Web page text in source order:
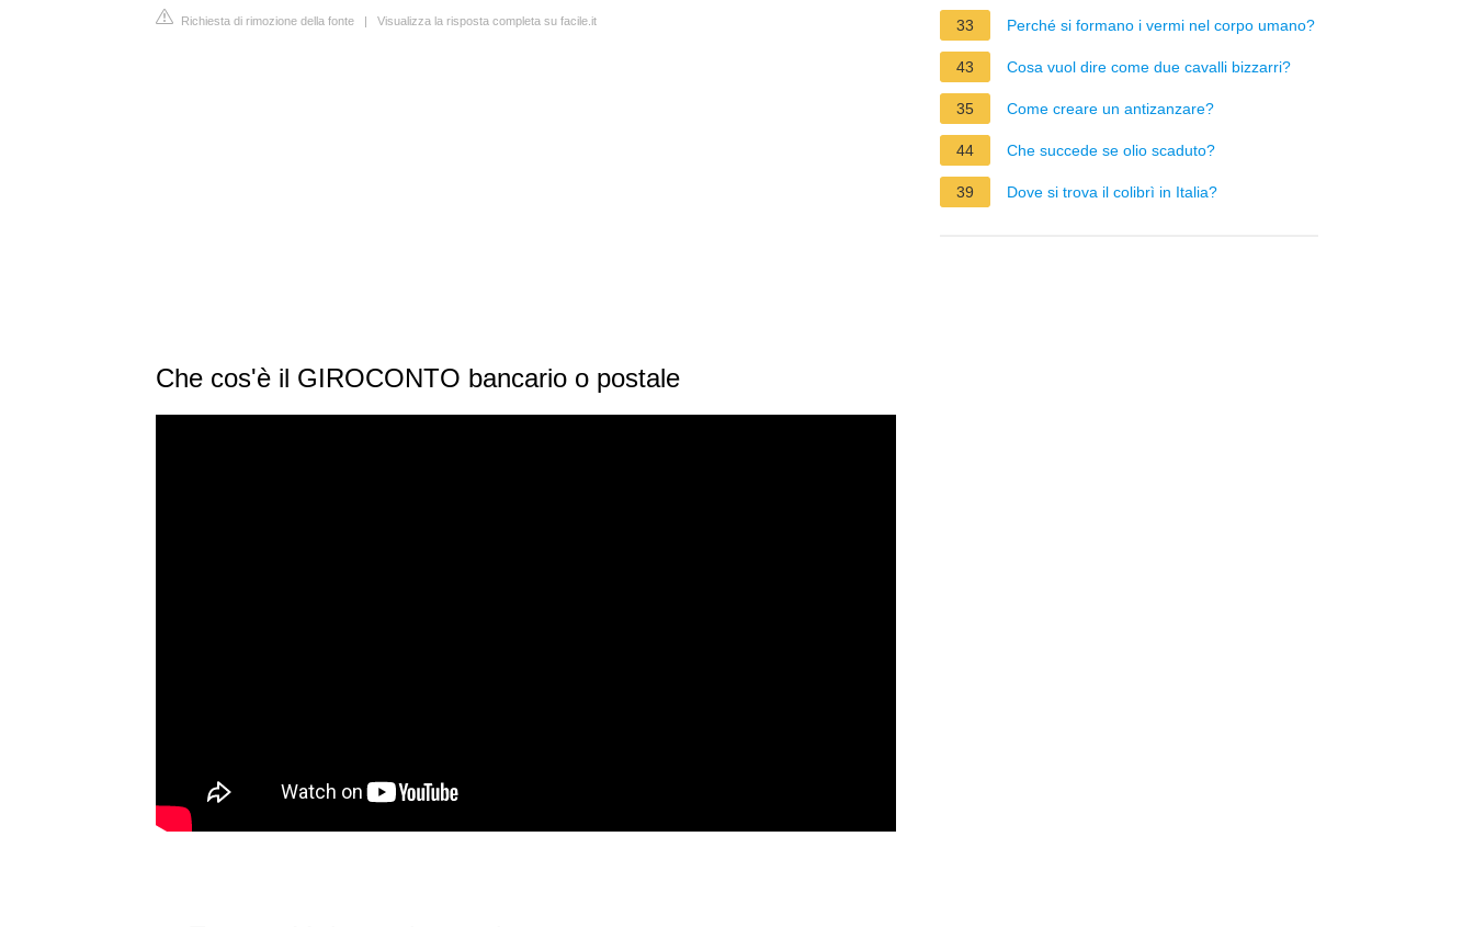
Richiesta di rimozione della fonte | Visualizza la risposta completa su facile.it
Che cos'è il GIROCONTO bancario o postale
33
Perché si formano i vermi nel corpo umano?
43 Cosa vuol dire come due cavalli bizzarri?
35 Come creare un antizanzare?
44 Che succede se olio scaduto?
39 Dove si trova il colibrì in Italia?